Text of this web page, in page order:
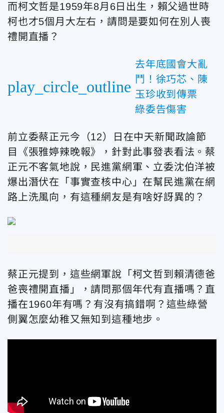
而柯文哲是1959年8月6日出生，賴父過世時
柯也才5個月大左右，請問是要如何在別人喪
禮開直播？
play_circle_outline
去年底國會大亂
鬥！徐巧芯、陳
玉珍收到傳票
綠委告傷害
前立委蔡正元今（12）日在中天新聞政論節
目《張雅婷辣晚報》，針對此事發表看法。蔡
正元不客氣地說，民進黨網軍、立委沈伯洋被
爆出潛伏在「事實查核中心」在幫民進黨在網
路上洗風向，有這種網友是有啥好訝異的？
蔡正元提到，這些網軍說「柯文哲到賴清德爸
爸喪禮開直播」，請問那個年代有直播嗎？直
播在1960年有嗎？有沒有搞錯啊？這些綠營
側翼怎麼幼稚又無知到這種地步。